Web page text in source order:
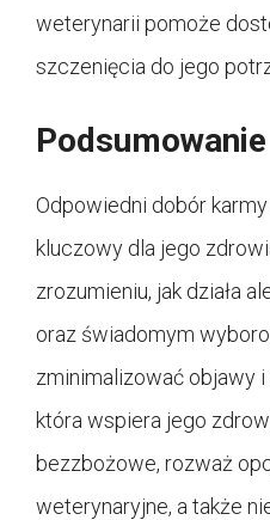
weterynarii pomoże
szczenięcia do jego
Podsumowanie
Odpowiedni dobór
kluczowy dla jego
zrozumieniu, jak działa
oraz świadomym
zminimalizować objawy
która wspiera jego
bezzbożowe, rozważ
weterynaryjne, a także